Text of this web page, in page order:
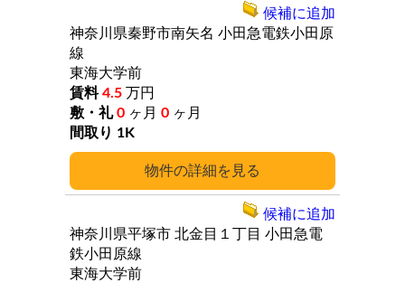
詳細
神奈川県秦野市南矢名 小田急電鉄小田原
線
東海大学前
4.5 万円
0 ヶ月 0 ヶ月
1K
候補に追加
神奈川県平塚市 北金目１丁目 小田急電
鉄小田原線
東海大学前
候補に追加